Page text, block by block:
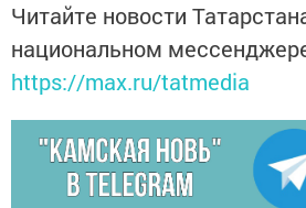
Читайте новости
национальном
https://max.ru/tatmedia